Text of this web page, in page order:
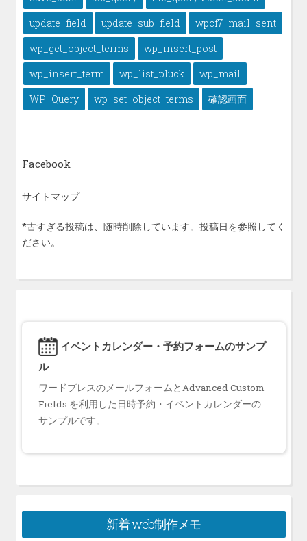
update_field
update_sub_field
wpcf7_mail_sent
wp_get_object_terms
wp_insert_post
wp_insert_term
wp_list_pluck
wp_mail
WP_Query
wp_set_object_terms 確認画面
Facebook
サイトマップ
*古すぎる投稿は、随時削除しています。投稿日を参照してく
ださい。
イベントカレンダー・予約フォームのサンプ
ル
ワードプレスのメールフォームとAdvanced Custom
Fields を利用した日時予約・イベントカレンダーの
サンプルです。
新着 web制作メモ